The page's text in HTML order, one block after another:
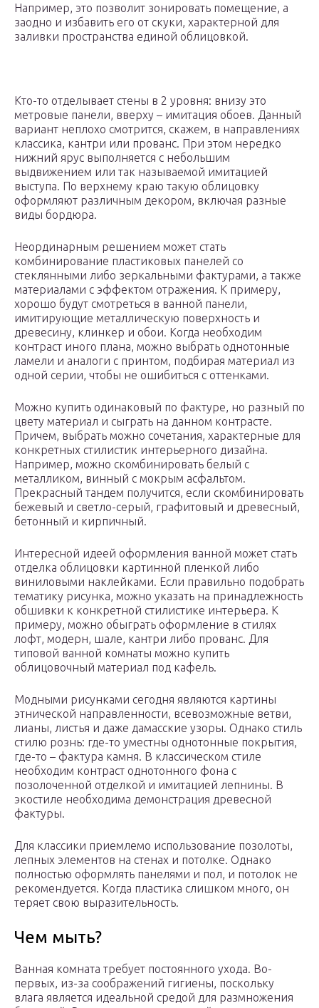
Например, это позволит зонировать помещение, а
заодно и избавить его от скуки, характерной для
заливки пространства единой облицовкой.
Кто-то отделывает стены в 2 уровня: внизу это
метровые панели, вверху – имитация обоев. Данный
вариант неплохо смотрится, скажем, в направлениях
классика, кантри или прованс. При этом нередко
нижний ярус выполняется с небольшим
выдвижением или так называемой имитацией
выступа. По верхнему краю такую облицовку
оформляют различным декором, включая разные
виды бордюра.
Неординарным решением может стать
комбинирование пластиковых панелей со
стеклянными либо зеркальными фактурами, а также
материалами с эффектом отражения. К примеру,
хорошо будут смотреться в ванной панели,
имитирующие металлическую поверхность и
древесину, клинкер и обои. Когда необходим
контраст иного плана, можно выбрать однотонные
ламели и аналоги с принтом, подбирая материал из
одной серии, чтобы не ошибиться с оттенками.
Можно купить одинаковый по фактуре, но разный по
цвету материал и сыграть на данном контрасте.
Причем, выбрать можно сочетания, характерные для
конкретных стилистик интерьерного дизайна.
Например, можно скомбинировать белый с
металликом, винный с мокрым асфальтом.
Прекрасный тандем получится, если скомбинировать
бежевый и светло-серый, графитовый и древесный,
бетонный и кирпичный.
Интересной идеей оформления ванной может стать
отделка облицовки картинной пленкой либо
виниловыми наклейками. Если правильно подобрать
тематику рисунка, можно указать на принадлежность
обшивки к конкретной стилистике интерьера. К
примеру, можно обыграть оформление в стилях
лофт, модерн, шале, кантри либо прованс. Для
типовой ванной комнаты можно купить
облицовочный материал под кафель.
Модными рисунками сегодня являются картины
этнической направленности, всевозможные ветви,
лианы, листья и даже дамасские узоры. Однако стиль
стилю рознь: где-то уместны однотонные покрытия,
где-то – фактура камня. В классическом стиле
необходим контраст однотонного фона с
позолоченной отделкой и имитацией лепнины. В
экостиле необходима демонстрация древесной
фактуры.
Для классики приемлемо использование позолоты,
лепных элементов на стенах и потолке. Однако
полностью оформлять панелями и пол, и потолок не
рекомендуется. Когда пластика слишком много, он
теряет свою выразительность.
Чем мыть?
Ванная комната требует постоянного ухода. Во-
первых, из-за соображений гигиены, поскольку
влага является идеальной средой для размножения